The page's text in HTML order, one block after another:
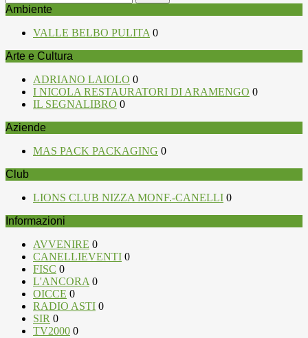
per:
Ambiente
VALLE BELBO PULITA 0
Arte e Cultura
ADRIANO LAIOLO 0
I NICOLA RESTAURATORI DI ARAMENGO 0
IL SEGNALIBRO 0
Aziende
MAS PACK PACKAGING 0
Club
LIONS CLUB NIZZA MONF.-CANELLI 0
Informazioni
AVVENIRE 0
CANELLIEVENTI 0
FISC 0
L'ANCORA 0
OICCE 0
RADIO ASTI 0
SIR 0
TV2000 0